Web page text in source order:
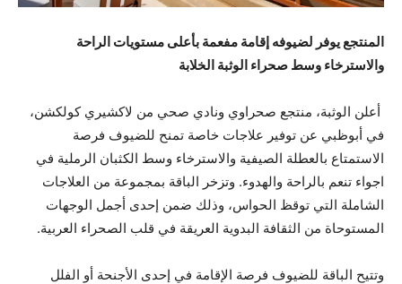
المنتجع يوفر لضيوفه إقامة مفعمة بأعلى مستويات الراحة
والاسترخاء وسط صحراء الوثبة الخلابة
أعلن الوثبة، منتجع صحراوي ونادي صحي من لاكشيري كولكشن،
في أبوظبي عن توفير علاجات خاصة تمنح للضيوف فرصة
الاستمتاع بالعطلة الصيفية والاسترخاء وسط الكثبان الرملية في
اجواء تنعم بالراحة والهدوء. وتزخر الباقة بمجموعة من العلاجات
الشاملة التي توقظ الحواس، وذلك ضمن إحدى أجمل الوجهات
المستوحاة من الثقافة البدوية العريقة في قلب الصحراء العربية.
وتتيح الباقة للضيوف فرصة الإقامة في إحدى الأجنحة أو الفلل